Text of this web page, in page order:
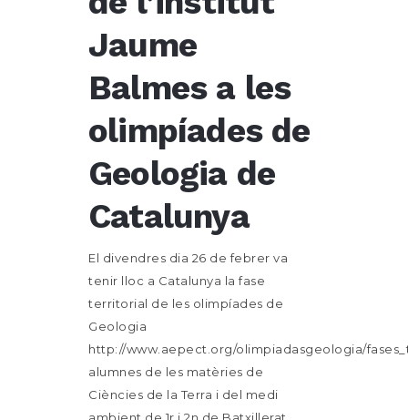
Jaume
Balmes a les
olimpíades de
Geologia de
Catalunya
El divendres dia 26 de febrer va
tenir lloc a Catalunya la fase
territorial de les olimpíades de
Geologia
http://www.aepect.org/olimpiadasgeologia/
alumnes de les matèries de
Ciències de la Terra i del medi
ambient de 1r i 2n de Batxillerat